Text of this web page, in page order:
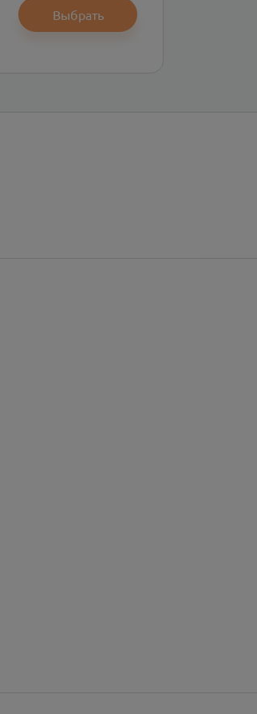
Выбрать